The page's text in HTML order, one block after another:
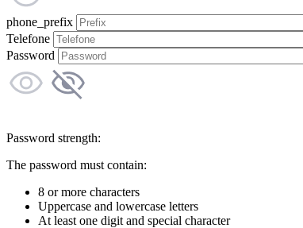
phone_prefix
Telefone
Password
Password strength:
The password must contain:
8 or more characters
Uppercase and lowercase letters
At least one digit and special character